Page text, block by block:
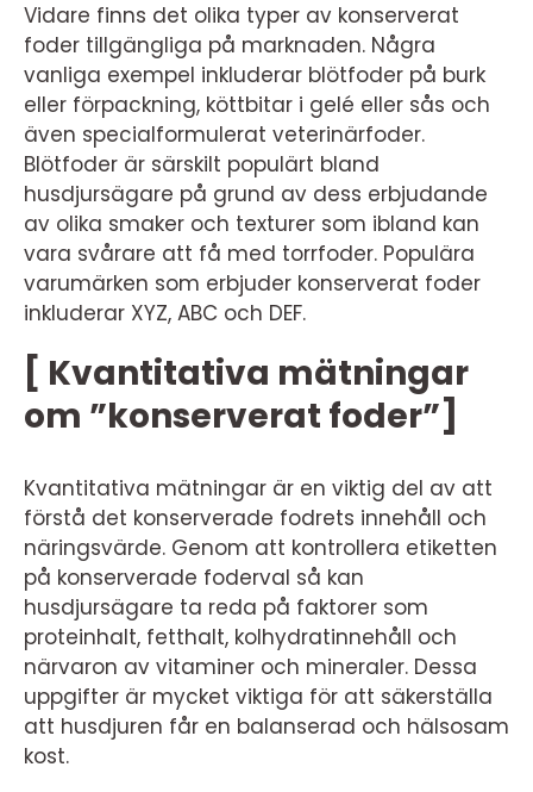
Vidare finns det olika typer av konserverat
foder tillgängliga på marknaden. Några
vanliga exempel inkluderar blötfoder på burk
eller förpackning, köttbitar i gelé eller sås och
även specialformulerat veterinärfoder.
Blötfoder är särskilt populärt bland
husdjursägare på grund av dess erbjudande
av olika smaker och texturer som ibland kan
vara svårare att få med torrfoder. Populära
varumärken som erbjuder konserverat foder
inkluderar XYZ, ABC och DEF.
[ Kvantitativa mätningar
om ”konserverat foder”]
Kvantitativa mätningar är en viktig del av att
förstå det konserverade fodrets innehåll och
näringsvärde. Genom att kontrollera etiketten
på konserverade foderval så kan
husdjursägare ta reda på faktorer som
proteinhalt, fetthalt, kolhydratinnehåll och
närvaron av vitaminer och mineraler. Dessa
uppgifter är mycket viktiga för att säkerställa
att husdjuren får en balanserad och hälsosam
kost.